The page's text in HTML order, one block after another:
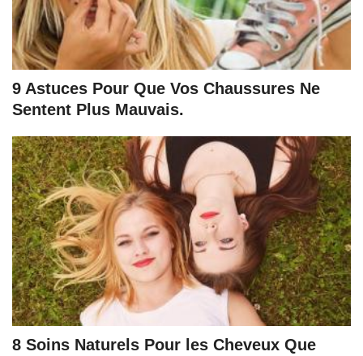
9 Astuces Pour Que Vos Chaussures Ne
Sentent Plus Mauvais.
8 Soins Naturels Pour les Cheveux Que